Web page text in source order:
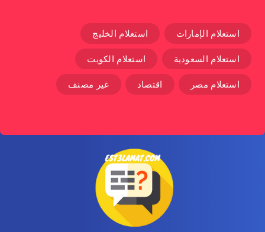
استعلام الإمارات استعلام الخليج
استعلام السعودية استعلام الكويت
استعلام مصر اقتصاد غير مصنف